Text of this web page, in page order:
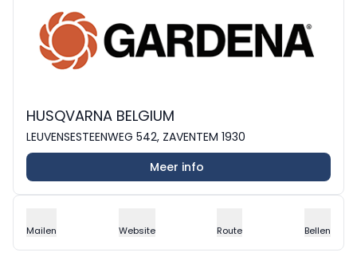
HUSQVARNA BELGIUM
LEUVENSESTEENWEG 542, ZAVENTEM 1930
Meer info
Mailen Website Route Bellen